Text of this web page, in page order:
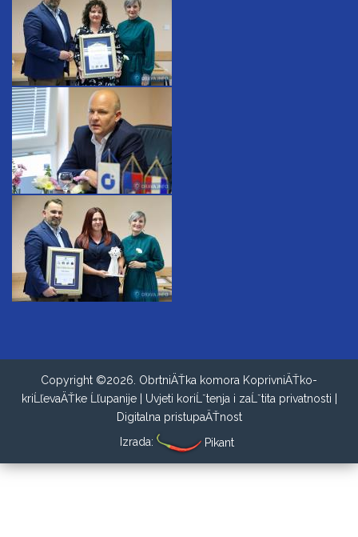
Copyright ©2026. ObrtniÄŤka komora KoprivniÄŤko-
kriĹľevaÄŤke Ĺľupanije | Uvjeti koriĹˇtenja i zaĹˇtita privatnosti
Digitalna pristupaÄŤnost
Izrada:
Pikant